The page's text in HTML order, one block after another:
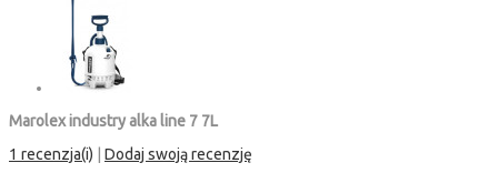
Marolex industry alka line 7 7L
1 recenzja(i)
Dodaj swoją recenzję